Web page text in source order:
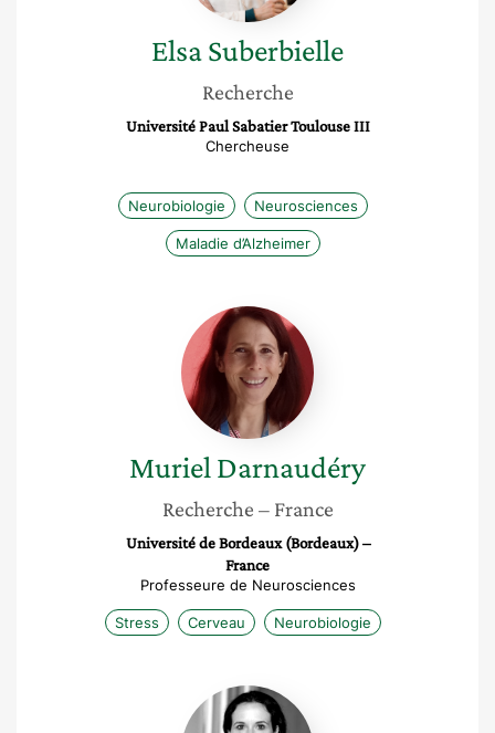
ElsaSuberbielle
Recherche
Université Paul Sabatier Toulouse III
Chercheuse
Neurobiologie Neurosciences
Maladie d’Alzheimer
Muriel
Darnaudéry
Muriel Darnaudéry
Recherche – France
Université de Bordeaux (Bordeaux) –
France
Professeure de Neurosciences
Stress Cerveau Neurobiologie
Sarah
Moyon